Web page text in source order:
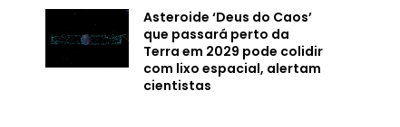
Asteroide ‘Deus do Caos’
que passará perto da
Terra em 2029 pode colidir
com lixo espacial, alertam
cientistas